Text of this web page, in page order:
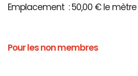
Emplacement : 50,00 € le mètre
Pour les non membres